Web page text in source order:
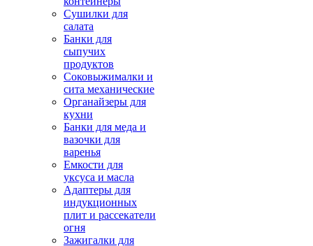
Сушилки для
салата
Банки для
сыпучих
продуктов
Соковыжималки и
сита механические
Органайзеры для
кухни
Банки для меда и
вазочки для
варенья
Емкости для
уксуса и масла
Адаптеры для
индукционных
плит и рассекатели
огня
Зажигалки для